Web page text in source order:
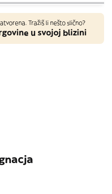
Tražiš li nešto slično?
u svojoj blizini